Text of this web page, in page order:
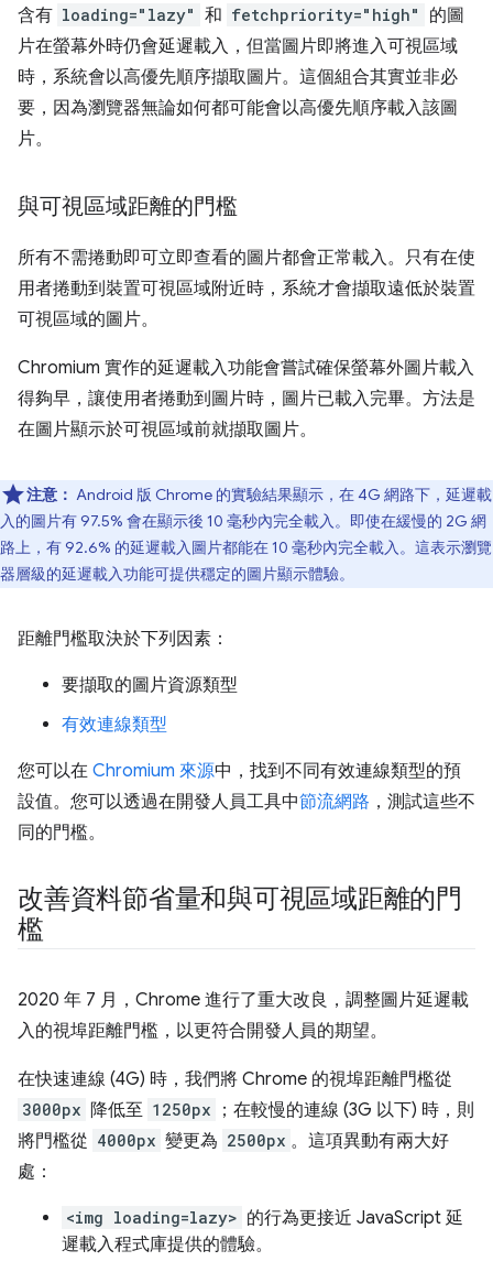
含有 loading="lazy" 和 fetchpriority="high"
的圖
片在螢幕外時仍會延遲載入，但當圖片即將進入可視區域
時，系統會以高優先順序擷取圖片。這個組合其實並非必
要，因為瀏覽器無論如何都可能會以高優先順序載入該圖
片。
與可視區域距離的門檻
所有不需捲動即可立即查看的圖片都會正常載入。只有在使
用者捲動到裝置可視區域附近時，系統才會擷取遠低於裝置
可視區域的圖片。
Chromium 實作的延遲載入功能會嘗試確保螢幕外圖片載入
得夠早，讓使用者捲動到圖片時，圖片已載入完畢。方法是
在圖片顯示於可視區域前就擷取圖片。
注意： Android 版 Chrome 的實驗結果顯示，在 4G 網路下，延遲載
入的圖片有 97.5% 會在顯示後 10 毫秒內完全載入。即使在緩慢的 2G 網
路上，有 92.6% 的延遲載入圖片都能在 10 毫秒內完全載入。這表示瀏覽
器層級的延遲載入功能可提供穩定的圖片顯示體驗。
距離門檻取決於下列因素：
要擷取的圖片資源類型
有效連線類型
您可以在 Chromium 來源中，找到不同有效連線類型的預
設值。您可以透過在開發人員工具中節流網路 ，測試這些不
同的門檻。
改善資料節省量和與可視區域距離的門
檻
2020 年 7 月，Chrome 進行了重大改良，調整圖片延遲載
入的視埠距離門檻，以更符合開發人員的期望。
在快速連線 (4G) 時，我們將 Chrome 的視埠距離門檻從
3000px 降低至 1250px
；在較慢的連線 (3G 以下) 時，則
將門檻從 4000px 變更為 2500px 。這項異動有兩大好
處：
<img loading=lazy> 的行為更接近 JavaScript 延
遲載入程式庫提供的體驗。